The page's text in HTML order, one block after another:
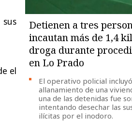
el
Detienen a tres
incautan más de 1,4
droga durante
en Lo Prado
El operativo policial
allanamiento de una
una de las detenidas fue
intentando desechar las
ilícitas por el inodoro.